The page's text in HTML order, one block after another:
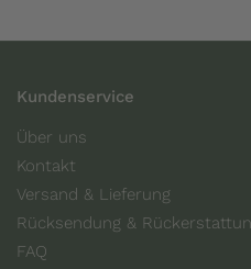
Kundenservice
Über uns
Kontakt
Versand & Lieferung
Rücksendung &
FAQ